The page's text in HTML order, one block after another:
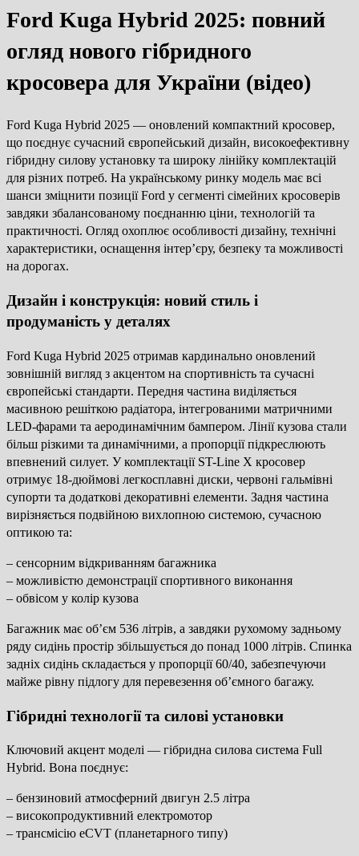
Ford Kuga Hybrid 2025: повний
огляд нового гібридного
кросовера для України (відео)
Ford Kuga Hybrid 2025 — оновлений компактний кросовер,
що поєднує сучасний європейський дизайн, високоефективну
гібридну силову установку та широку лінійку комплектацій
для різних потреб. На українському ринку модель має всі
шанси зміцнити позиції Ford у сегменті сімейних кросоверів
завдяки збалансованому поєднанню ціни, технологій та
практичності. Огляд охоплює особливості дизайну, технічні
характеристики, оснащення інтер’єру, безпеку та можливості
на дорогах.
Дизайн і конструкція: новий стиль і
продуманість у деталях
Ford Kuga Hybrid 2025 отримав кардинально оновлений
зовнішній вигляд з акцентом на спортивність та сучасні
європейські стандарти. Передня частина виділяється
масивною решіткою радіатора, інтегрованими матричними
LED-фарами та аеродинамічним бампером. Лінії кузова стали
більш різкими та динамічними, а пропорції підкреслюють
впевнений силует. У комплектації ST-Line X кросовер
отримує 18-дюймові легкосплавні диски, червоні гальмівні
супорти та додаткові декоративні елементи. Задня частина
вирізняється подвійною вихлопною системою, сучасною
оптикою та:
– сенсорним відкриванням багажника
– можливістю демонстрації спортивного виконання
– обвісом у колір кузова
Багажник має об’єм 536 літрів, а завдяки рухомому задньому
ряду сидінь простір збільшується до понад 1000 літрів. Спинка
задніх сидінь складається у пропорції 60/40, забезпечуючи
майже рівну підлогу для перевезення об’ємного багажу.
Гібридні технології та силові установки
Ключовий акцент моделі — гібридна силова система Full
Hybrid. Вона поєднує:
– бензиновий атмосферний двигун 2.5 літра
– високопродуктивний електромотор
– трансмісію eCVT (планетарного типу)